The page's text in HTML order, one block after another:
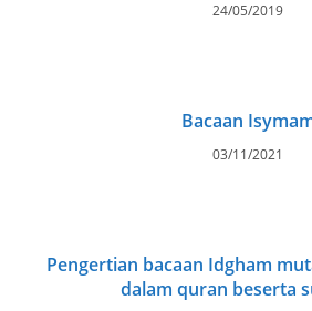
24/05/2019
Bacaan
03/11/2021
Pengertian bacaan Idgham
dalam quran beserta